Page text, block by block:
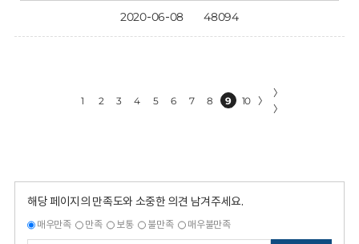
2020-06-08 48094
1 2 3 4 5 6 7 8 9 10 〉
〉
〉
해당 페이지의 만족도와 소중한 의견 남겨주세요.
매우만족 만족 보통 불만족 매우불만족